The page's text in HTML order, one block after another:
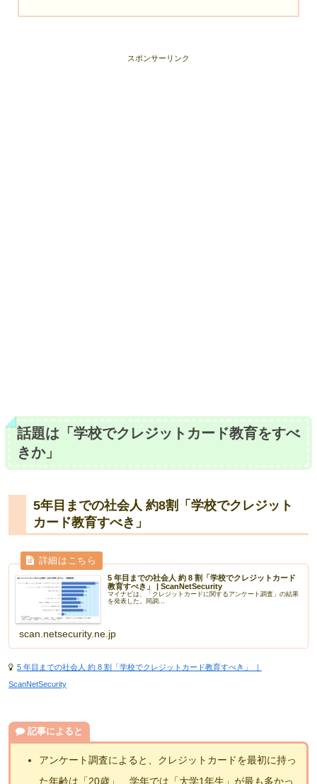
スポンサーリンク
話題は「学校でクレジットカード教育をすべ
きか」
5年目までの社会人 約8割「学校でクレジット
カード教育すべき」
5 年目までの社会人 約 8 割「学校でクレジットカード
教育すべき」 | ScanNetSecurity
マイナビは、「クレジットカードに関するアンケート調査」の結果
を発表した。同調...
scan.netsecurity.ne.jp
5 年目までの社会人 約 8 割「学校でクレジットカード教育すべき」 ｜
ScanNetSecurity
記事によると
アンケート調査によると、クレジットカードを最初に持っ
た年齢は「20歳」、学年では「大学1年生」が最も多かっ